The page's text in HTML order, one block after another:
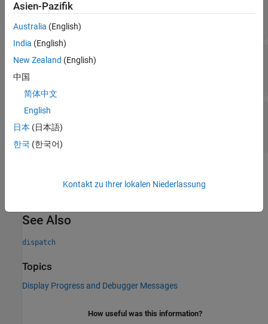
block warning messages
(true )(default) |
ProgressMessagePass
block progress messages
DebugMessagePass
debug messages
0 (false
See Also
dispatch
Topics
Display Progress and Debugger Messages
How useful was this information?
Asien-Pazifik
Australia (English)
India (English)
New Zealand (English)
中国
简体中文
English
日本 (日本語)
한국 (한국어)
Kontakt zu Ihrer lokalen Niederlassung